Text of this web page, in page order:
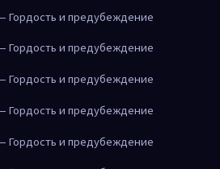
Гордость и предубеждение
Гордость и предубеждение
Гордость и предубеждение
Гордость и предубеждение
Гордость и предубеждение